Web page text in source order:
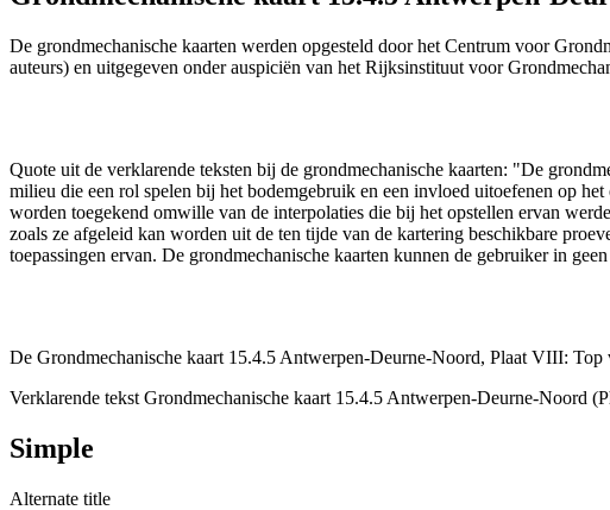
De grondmechanische kaarten werden opgesteld door het Centrum voor
auteurs) en uitgegeven onder auspiciën van het Rijksinstituut voor
Quote uit de verklarende teksten bij de grondmechanische kaarten: "De
milieu die een rol spelen bij het bodemgebruik en een invloed uitoefenen op
worden toegekend omwille van de interpolaties die bij het opstellen ervan
zoals ze afgeleid kan worden uit de ten tijde van de kartering beschikbare
toepassingen ervan. De grondmechanische kaarten kunnen de gebruiker in
De Grondmechanische kaart 15.4.5 Antwerpen-Deurne-Noord, Plaat VIII:
Verklarende tekst Grondmechanische kaart 15.4.5 Antwerpen-Deurne-Noord
Simple
Alternate title